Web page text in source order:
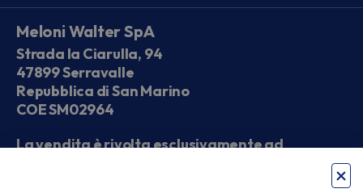
Meloni Walter SpA
Strada la Ciarulla, 94
47899 Serravalle
Repubblica di San Marino
COE SM02964
La vendita è rivolta esclusivamente ad